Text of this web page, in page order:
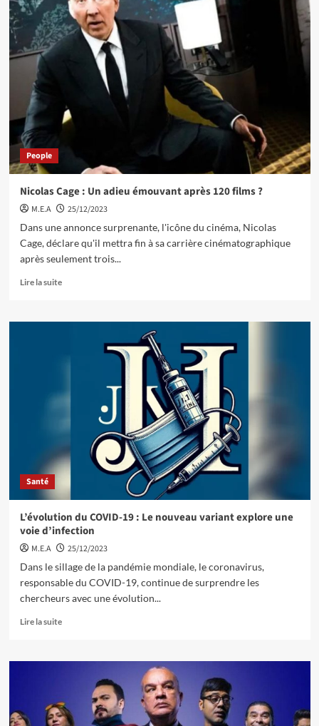
People
Nicolas Cage : Un adieu émouvant après 120 films ?
M.E.A
25/12/2023
Dans une annonce surprenante, l'icône du cinéma, Nicolas
Cage, déclare qu'il mettra fin à sa carrière cinématographique
après seulement trois...
Lire la suite
Santé
L’évolution du COVID-19 : Le nouveau variant explore une
voie d’infection
M.E.A
25/12/2023
Dans le sillage de la pandémie mondiale, le coronavirus,
responsable du COVID-19, continue de surprendre les
chercheurs avec une évolution...
Lire la suite